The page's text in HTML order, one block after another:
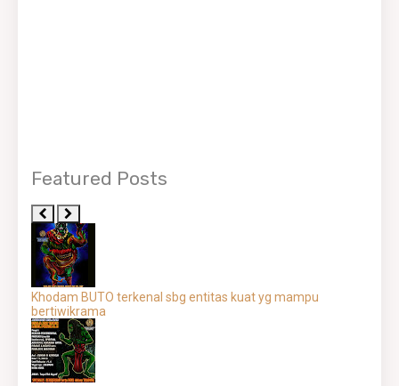
Featured Posts
Khodam BUTO terkenal sbg entitas kuat yg mampu
bertiwikrama